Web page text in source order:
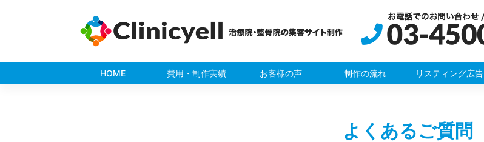
HOME 費用・制作実績 お客様の声 制作の流れ リスティング広告
よくあるご質問